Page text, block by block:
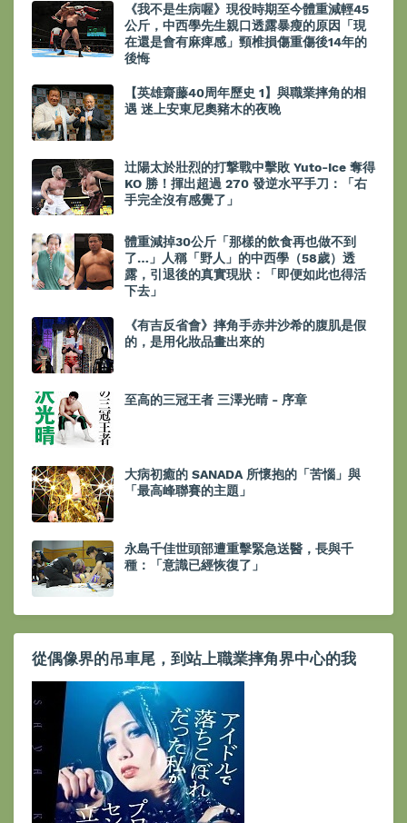
《我不是生病喔》現役時期至今體重減輕45
公斤，中西學先生親口透露暴瘦的原因「現
在還是會有麻痺感」頸椎損傷重傷後14年的
後悔
【英雄齋藤40周年歷史 1】與職業摔角的相
遇 迷上安東尼奧豬木的夜晚
辻陽太於壯烈的打撃戰中擊敗 Yuto-Ice 奪得
KO 勝！揮出超過 270 發逆水平手刀：「右
手完全沒有感覺了」
體重減掉30公斤「那樣的飲食再也做不到
了…」人稱「野人」的中西學（58歲）透
露，引退後的真實現狀：「即便如此也得活
下去」
《有吉反省會》摔角手赤井沙希的腹肌是假
的，是用化妝品畫出來的
至高的三冠王者 三澤光晴 - 序章
大病初癒的 SANADA 所懷抱的「苦惱」與
「最高峰聯賽的主題」
永島千佳世頭部遭重擊緊急送醫，長與千
種：「意識已經恢復了」
從偶像界的吊車尾，到站上職業摔角界中心的我